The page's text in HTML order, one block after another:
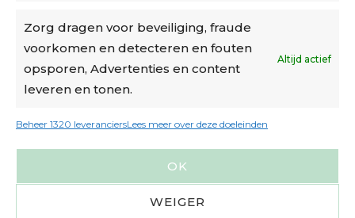
Zorg dragen voor beveiliging, fraude
voorkomen en detecteren en fouten
opsporen, Advertenties en content
leveren en tonen.
Altijd actief
Beheer 1320 leveranciersLees meer over deze doeleinden
OK
WEIGER
Verzending
€6,50-€7,50 via Bpost